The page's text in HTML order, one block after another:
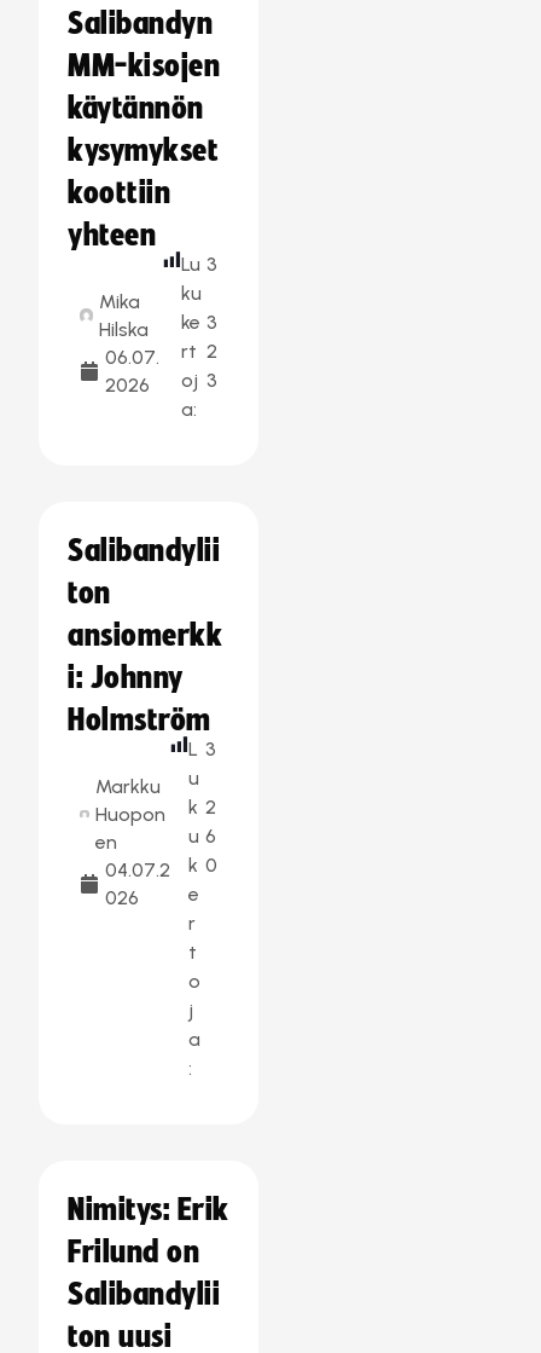
Salibandyn
MM-kisojen
käytännön
kysymykset
koottiin
yhteen
Mika
Hilska
06.07.
2026
Lu
ku
ke
rt
oj
a:
3
3
2
3
Salibandylii
ton
ansiomerkk
i: Johnny
Holmström
Markku
Huopon
en
04.07.2
026
L
u
k
u
k
e
r
t
o
j
a
:
3
2
6
0
Nimitys: Erik
Frilund on
Salibandylii
ton uusi